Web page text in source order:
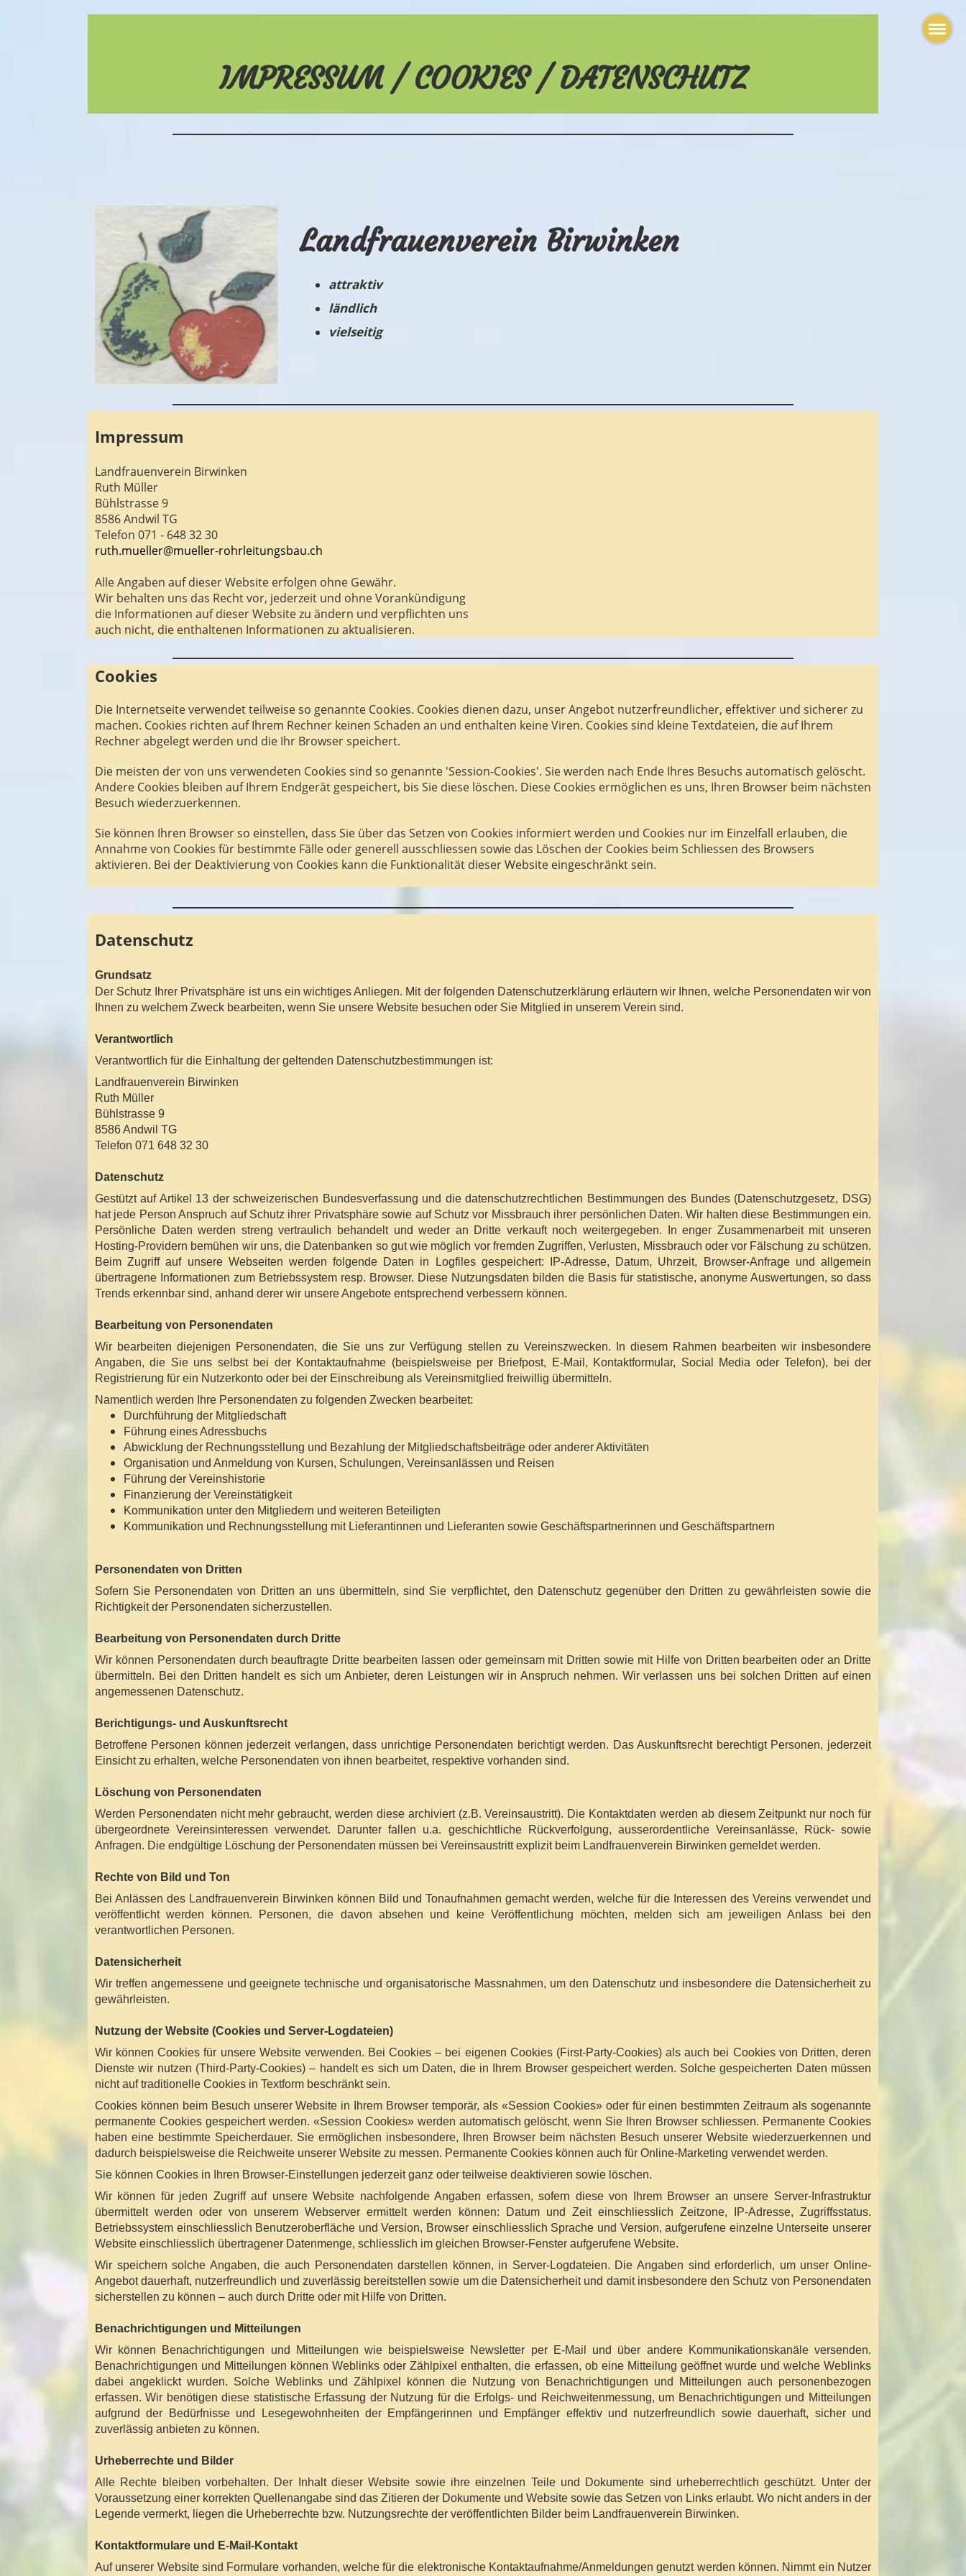
IMPRESSUM / COOKIES / DATENSCHUTZ
Landfrauenverein Birwinken
attraktiv
ländlich
vielseitig
Impressum
Landfrauenverein Birwinken
Ruth Müller
Bühlstrasse 9
8586 Andwil TG
Telefon 071 - 648 32 30
ruth.mueller@mueller-rohrleitungsbau.ch
Alle Angaben auf dieser Website erfolgen ohne Gewähr.
Wir behalten uns das Recht vor, jederzeit und ohne Vorankündigung
die Informationen auf dieser Website zu ändern und verpflichten uns
auch nicht, die enthaltenen Informationen zu aktualisieren.
Cookies
Die Internetseite verwendet teilweise so genannte Cookies. Cookies dienen dazu, unser Angebot nutzerfreundlicher, effektiver und sicherer zu
machen. Cookies richten auf Ihrem Rechner keinen Schaden an und enthalten keine Viren. Cookies sind kleine Textdateien, die auf Ihrem
Rechner abgelegt werden und die Ihr Browser speichert.
Die meisten der von uns verwendeten Cookies sind so genannte 'Session-Cookies'. Sie werden nach Ende Ihres Besuchs automatisch gelöscht.
Andere Cookies bleiben auf Ihrem Endgerät gespeichert, bis Sie diese löschen. Diese Cookies ermöglichen es uns, Ihren Browser beim nächsten
Besuch wiederzuerkennen.
Sie können Ihren Browser so einstellen, dass Sie über das Setzen von Cookies informiert werden und Cookies nur im Einzelfall erlauben, die
Annahme von Cookies für bestimmte Fälle oder generell ausschliessen sowie das Löschen der Cookies beim Schliessen des Browsers
aktivieren. Bei der Deaktivierung von Cookies kann die Funktionalität dieser Website eingeschränkt sein.
Datenschutz
Grundsatz
Der Schutz Ihrer Privatsphäre ist uns ein wichtiges Anliegen. Mit der folgenden Datenschutzerklärung erläutern wir Ihnen, welche Personendaten wir von
Ihnen zu welchem Zweck bearbeiten, wenn Sie unsere Website besuchen oder Sie Mitglied in unserem Verein sind.
Verantwortlich
Verantwortlich für die Einhaltung der geltenden Datenschutzbestimmungen ist:
Landfrauenverein Birwinken
Ruth Müller
Bühlstrasse 9
8586 Andwil TG
Telefon 071 648 32 30
Datenschutz
Gestützt auf Artikel 13 der schweizerischen Bundesverfassung und die datenschutzrechtlichen Bestimmungen des Bundes (Datenschutzgesetz, DSG)
hat jede Person Anspruch auf Schutz ihrer Privatsphäre sowie auf Schutz vor Missbrauch ihrer persönlichen Daten. Wir halten diese Bestimmungen ein.
Persönliche Daten werden streng vertraulich behandelt und weder an Dritte verkauft noch weitergegeben. In enger Zusammenarbeit mit unseren
Hosting-Providern bemühen wir uns, die Datenbanken so gut wie möglich vor fremden Zugriffen, Verlusten, Missbrauch oder vor Fälschung zu schützen.
Beim Zugriff auf unsere Webseiten werden folgende Daten in Logfiles gespeichert: IP-Adresse, Datum, Uhrzeit, Browser-Anfrage und allgemein
übertragene Informationen zum Betriebssystem resp. Browser. Diese Nutzungsdaten bilden die Basis für statistische, anonyme Auswertungen, so dass
Trends erkennbar sind, anhand derer wir unsere Angebote entsprechend verbessern können.
Bearbeitung von Personendaten
Wir bearbeiten diejenigen Personendaten, die Sie uns zur Verfügung stellen zu Vereinszwecken. In diesem Rahmen bearbeiten wir insbesondere
Angaben, die Sie uns selbst bei der Kontaktaufnahme (beispielsweise per Briefpost, E-Mail, Kontaktformular, Social Media oder Telefon), bei der
Registrierung für ein Nutzerkonto oder bei der Einschreibung als Vereinsmitglied freiwillig übermitteln.
Namentlich werden Ihre Personendaten zu folgenden Zwecken bearbeitet:
Durchführung der Mitgliedschaft
Führung eines Adressbuchs
Abwicklung der Rechnungsstellung und Bezahlung der Mitgliedschaftsbeiträge oder anderer Aktivitäten
Organisation und Anmeldung von Kursen, Schulungen, Vereinsanlässen und Reisen
Führung der Vereinshistorie
Finanzierung der Vereinstätigkeit
Kommunikation unter den Mitgliedern und weiteren Beteiligten
Kommunikation und Rechnungsstellung mit Lieferantinnen und Lieferanten sowie Geschäftspartnerinnen und Geschäftspartnern
Personendaten von Dritten
Sofern Sie Personendaten von Dritten an uns übermitteln, sind Sie verpflichtet, den Datenschutz gegenüber den Dritten zu gewährleisten sowie die
Richtigkeit der Personendaten sicherzustellen.
Bearbeitung von Personendaten durch Dritte
Wir können Personendaten durch beauftragte Dritte bearbeiten lassen oder gemeinsam mit Dritten sowie mit Hilfe von Dritten bearbeiten oder an Dritte
übermitteln. Bei den Dritten handelt es sich um Anbieter, deren Leistungen wir in Anspruch nehmen. Wir verlassen uns bei solchen Dritten auf einen
angemessenen Datenschutz.
Berichtigungs- und Auskunftsrecht
Betroffene Personen können jederzeit verlangen, dass unrichtige Personendaten berichtigt werden. Das Auskunftsrecht berechtigt Personen, jederzeit
Einsicht zu erhalten, welche Personendaten von ihnen bearbeitet, respektive vorhanden sind.
Löschung von Personendaten
Werden Personendaten nicht mehr gebraucht, werden diese archiviert (z.B. Vereinsaustritt). Die Kontaktdaten werden ab diesem Zeitpunkt nur noch für
übergeordnete Vereinsinteressen verwendet. Darunter fallen u.a. geschichtliche Rückverfolgung, ausserordentliche Vereinsanlässe, Rück- sowie
Anfragen. Die endgültige Löschung der Personendaten müssen bei Vereinsaustritt explizit beim Landfrauenverein Birwinken gemeldet werden.
Rechte von Bild und Ton
Bei Anlässen des Landfrauenverein Birwinken können Bild und Tonaufnahmen gemacht werden, welche für die Interessen des Vereins verwendet und
veröffentlicht werden können. Personen, die davon absehen und keine Veröffentlichung möchten, melden sich am jeweiligen Anlass bei den
verantwortlichen Personen.
Datensicherheit
Wir treffen angemessene und geeignete technische und organisatorische Massnahmen, um den Datenschutz und insbesondere die Datensicherheit zu
gewährleisten.
Nutzung der Website (Cookies und Server-Logdateien)
Wir können Cookies für unsere Website verwenden. Bei Cookies – bei eigenen Cookies (First-Party-Cookies) als auch bei Cookies von Dritten, deren
Dienste wir nutzen (Third-Party-Cookies) – handelt es sich um Daten, die in Ihrem Browser gespeichert werden. Solche gespeicherten Daten müssen
nicht auf traditionelle Cookies in Textform beschränkt sein.
Cookies können beim Besuch unserer Website in Ihrem Browser temporär, als «Session Cookies» oder für einen bestimmten Zeitraum als sogenannte
permanente Cookies gespeichert werden. «Session Cookies» werden automatisch gelöscht, wenn Sie Ihren Browser schliessen. Permanente Cookies
haben eine bestimmte Speicherdauer. Sie ermöglichen insbesondere, Ihren Browser beim nächsten Besuch unserer Website wiederzuerkennen und
dadurch beispielsweise die Reichweite unserer Website zu messen. Permanente Cookies können auch für Online-Marketing verwendet werden.
Sie können Cookies in Ihren Browser-Einstellungen jederzeit ganz oder teilweise deaktivieren sowie löschen.
Wir können für jeden Zugriff auf unsere Website nachfolgende Angaben erfassen, sofern diese von Ihrem Browser an unsere Server-Infrastruktur
übermittelt werden oder von unserem Webserver ermittelt werden können: Datum und Zeit einschliesslich Zeitzone, IP-Adresse, Zugriffsstatus.
Betriebssystem einschliesslich Benutzeroberfläche und Version, Browser einschliesslich Sprache und Version, aufgerufene einzelne Unterseite unserer
Website einschliesslich übertragener Datenmenge, schliesslich im gleichen Browser-Fenster aufgerufene Website.
Wir speichern solche Angaben, die auch Personendaten darstellen können, in Server-Logdateien. Die Angaben sind erforderlich, um unser Online-
Angebot dauerhaft, nutzerfreundlich und zuverlässig bereitstellen sowie um die Datensicherheit und damit insbesondere den Schutz von Personendaten
sicherstellen zu können – auch durch Dritte oder mit Hilfe von Dritten.
Benachrichtigungen und Mitteilungen
Wir können Benachrichtigungen und Mitteilungen wie beispielsweise Newsletter per E-Mail und über andere Kommunikationskanäle versenden.
Benachrichtigungen und Mitteilungen können Weblinks oder Zählpixel enthalten, die erfassen, ob eine Mitteilung geöffnet wurde und welche Weblinks
dabei angeklickt wurden. Solche Weblinks und Zählpixel können die Nutzung von Benachrichtigungen und Mitteilungen auch personenbezogen
erfassen. Wir benötigen diese statistische Erfassung der Nutzung für die Erfolgs- und Reichweitenmessung, um Benachrichtigungen und Mitteilungen
aufgrund der Bedürfnisse und Lesegewohnheiten der Empfängerinnen und Empfänger effektiv und nutzerfreundlich sowie dauerhaft, sicher und
zuverlässig anbieten zu können.
Urheberrechte und Bilder
Alle Rechte bleiben vorbehalten. Der Inhalt dieser Website sowie ihre einzelnen Teile und Dokumente sind urheberrechtlich geschützt. Unter der
Voraussetzung einer korrekten Quellenangabe sind das Zitieren der Dokumente und Website sowie das Setzen von Links erlaubt. Wo nicht anders in der
Legende vermerkt, liegen die Urheberrechte bzw. Nutzungsrechte der veröffentlichten Bilder beim Landfrauenverein Birwinken.
Kontaktformulare und E-Mail-Kontakt
Auf unserer Website sind Formulare vorhanden, welche für die elektronische Kontaktaufnahme/Anmeldungen genutzt werden können. Nimmt ein Nutzer